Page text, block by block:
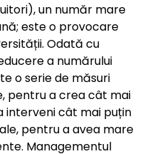
un număr mare
este o provocare
Odată cu
a numărului
o serie de măsuri
pentru a crea cât mai
interveni cât mai puțin
pentru a avea mare
Managementul